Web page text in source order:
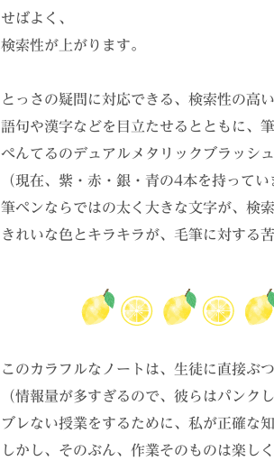
せばよく、
検索性が上がります。
とっさの疑問に対応できる、検索性の高
語句や漢字などを目立たせるとともに、
ぺんてるのデュアルメタリックブラッシ
（現在、紫・赤・銀・青の4本を持ってい
筆ペンならではの太く大きな文字が、検
きれいな色とキラキラが、毛筆に対する
このカラフルなノートは、生徒に直接ぶ
（情報量が多すぎるので、彼らはパンクし
ブレない授業をするために、私が正確な
しかし、そのぶん、作業そのものは楽し